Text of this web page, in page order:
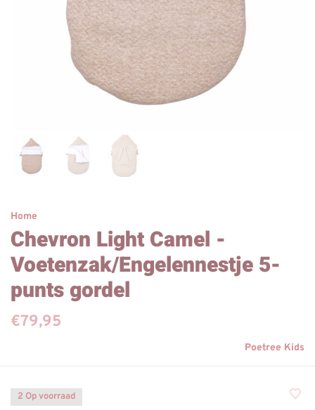
Home
Chevron Light Camel -
Voetenzak/Engelennestje 5-
punts gordel
€79,95
Poetree Kids
2 Op voorraad